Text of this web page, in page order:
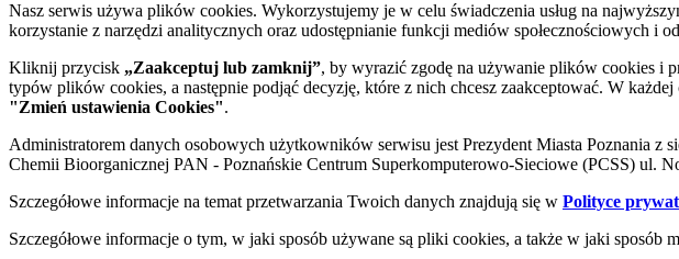
Nasz serwis używa plików cookies. Wykorzystujemy je w celu świadczenia usług na
korzystanie z narzędzi analitycznych oraz udostępnianie funkcji mediów społecznościowych i
Kliknij przycisk „Zaakceptuj lub zamknij”, by wyrazić zgodę na używanie plików cookies i
typów plików cookies, a następnie podjąć decyzję, które z nich chcesz zaakceptować. W
"Zmień ustawienia Cookies".
Administratorem danych osobowych użytkowników serwisu jest Prezydent Miasta Poznania z
Chemii Bioorganicznej PAN - Poznańskie Centrum Superkomputerowo-Sieciowe (PCSS) ul.
Szczegółowe informacje na temat przetwarzania Twoich danych znajdują się w Polityce
Szczegółowe informacje o tym, w jaki sposób używane są pliki cookies, a także w jaki sposób